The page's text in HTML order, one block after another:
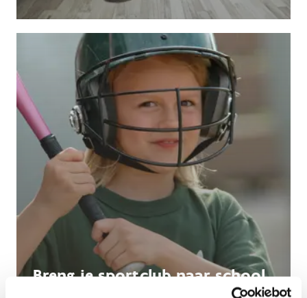
Breng je sportclub naar school